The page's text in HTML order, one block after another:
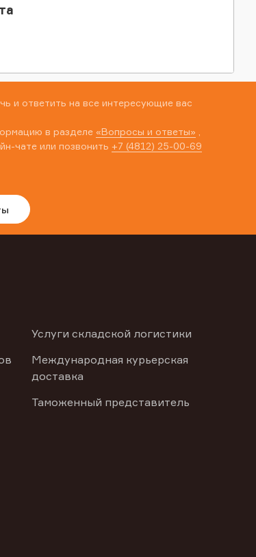
и ответить на все интересующие вас
в разделе «Вопросы и ответы»
чате или позвонить +7 (4812) 25-00-69
Услуги складской логистики
Международная курьерская
доставка
Таможенный представитель